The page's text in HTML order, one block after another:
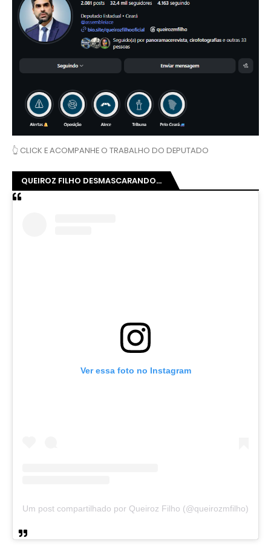
👆 CLICK E ACOMPANHE O TRABALHO DO DEPUTADO
QUEIROZ FILHO DESMASCARANDO...
Ver essa foto no Instagram
Um post compartilhado por Queiroz Filho (@queirozmfilho)